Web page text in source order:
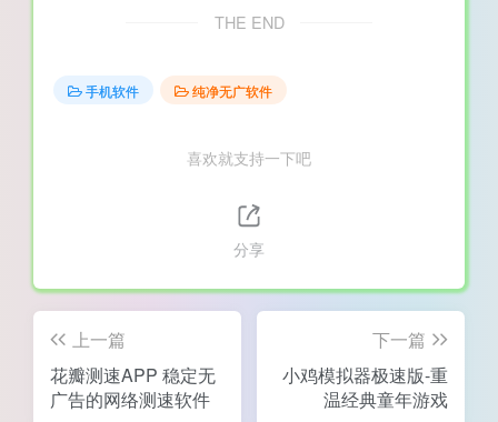
THE END
手机软件 纯净无广软件
喜欢就支持一下吧
分享
上一篇
花瓣测速APP 稳定无
广告的网络测速软件
下一篇
小鸡模拟器极速版-重
温经典童年游戏